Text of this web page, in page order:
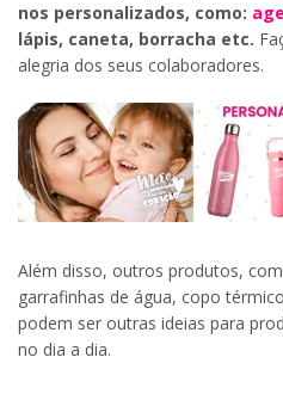
nos personalizados, como:
lápis, caneta, borracha etc.
alegria dos seus colaboradores.
Além disso, outros produtos,
garrafinhas de água, copo
podem ser outras ideias para
no dia a dia.